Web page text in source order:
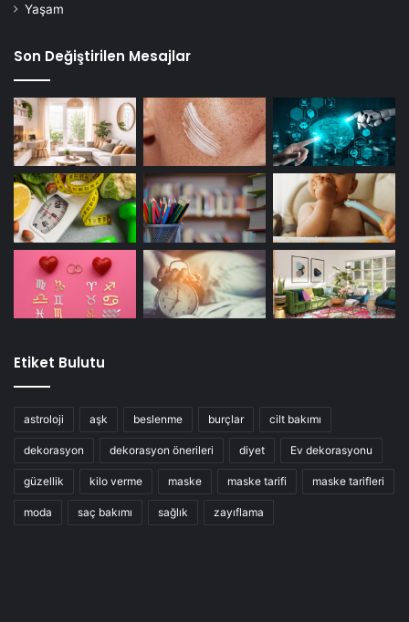
Yaşam
Son Değiştirilen Mesajlar
Etiket Bulutu
astroloji aşk beslenme burçlar cilt bakımı
dekorasyon dekorasyon önerileri diyet Ev dekorasyonu
güzellik kilo verme maske maske tarifi maske tarifleri
moda saç bakımı sağlık zayıflama